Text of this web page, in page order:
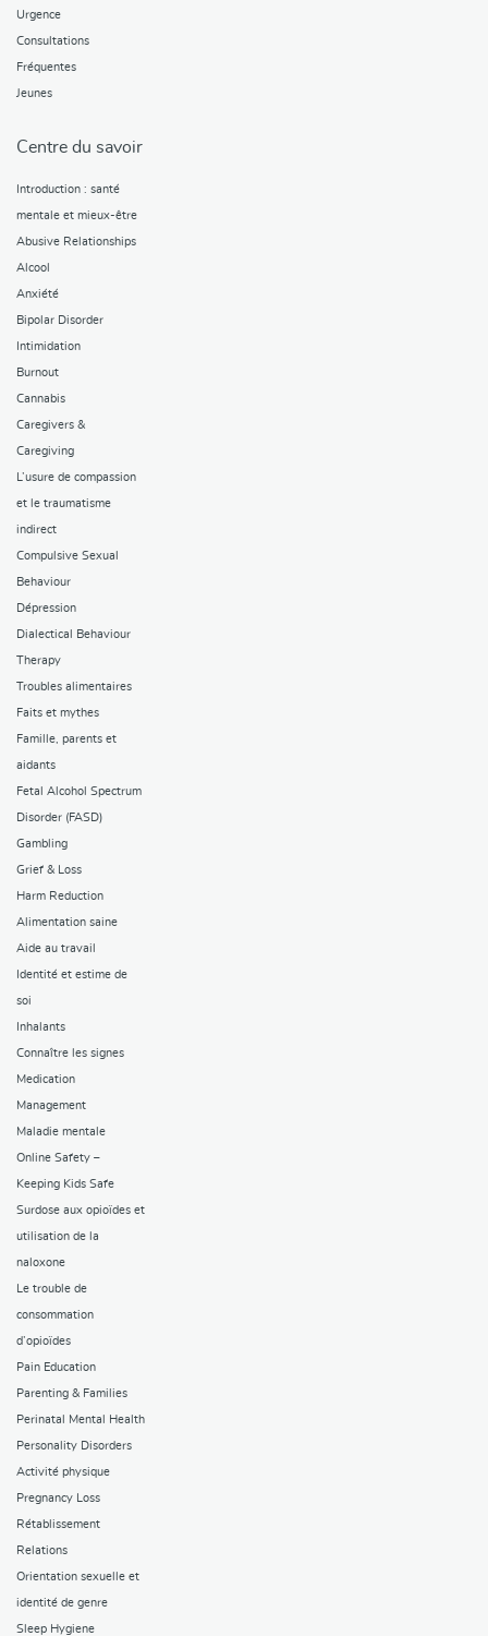
Urgence
Consultations
Fréquentes
Jeunes
Centre du savoir
Introduction : santé
mentale et mieux-être
Abusive Relationships
Alcool
Anxiété
Bipolar Disorder
Intimidation
Burnout
Cannabis
Caregivers &
Caregiving
L’usure de compassion
et le traumatisme
indirect
Compulsive Sexual
Behaviour
Dépression
Dialectical Behaviour
Therapy
Troubles alimentaires
Faits et mythes
Famille, parents et
aidants
Fetal Alcohol Spectrum
Disorder (FASD)
Gambling
Grief & Loss
Harm Reduction
Alimentation saine
Aide au travail
Identité et estime de
soi
Inhalants
Connaître les signes
Medication
Management
Maladie mentale
Online Safety –
Keeping Kids Safe
Surdose aux opioïdes et
utilisation de la
naloxone
Le trouble de
consommation
d’opioïdes
Pain Education
Parenting & Families
Perinatal Mental Health
Personality Disorders
Activité physique
Pregnancy Loss
Rétablissement
Relations
Orientation sexuelle et
identité de genre
Sleep Hygiene